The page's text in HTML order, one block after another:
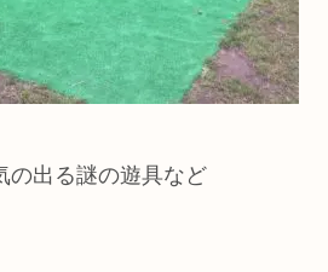
の出る謎の遊具など